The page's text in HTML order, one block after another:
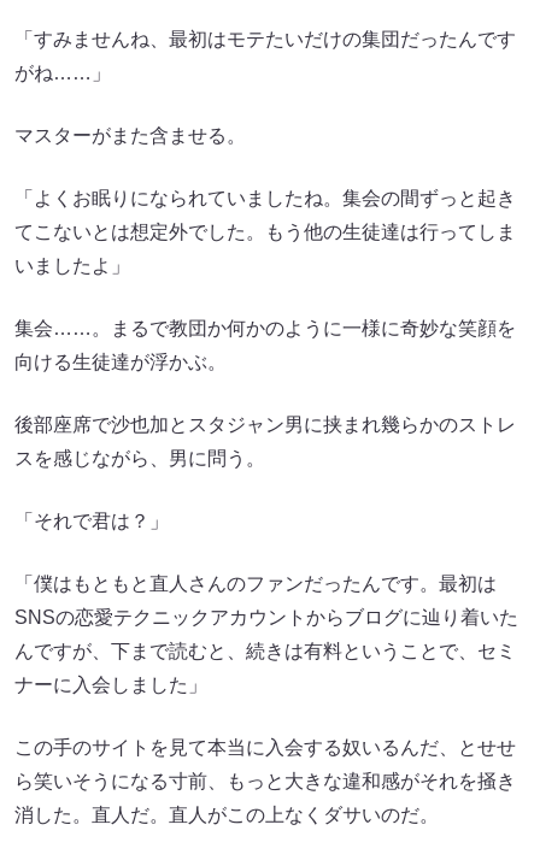
「すみませんね、最初はモテたいだけの集団だったんです
がね……」
マスターがまた含ませる。
「よくお眠りになられていましたね。集会の間ずっと起き
てこないとは想定外でした。もう他の生徒達は行ってしま
いましたよ」
集会……。まるで教団か何かのように一様に奇妙な笑顔を
向ける生徒達が浮かぶ。
後部座席で沙也加とスタジャン男に挟まれ幾らかのストレ
スを感じながら、男に問う。
「それで君は？」
「僕はもともと直人さんのファンだったんです。最初は
SNSの恋愛テクニックアカウントからブログに辿り着いた
んですが、下まで読むと、続きは有料ということで、セミ
ナーに入会しました」
この手のサイトを見て本当に入会する奴いるんだ、とせせ
ら笑いそうになる寸前、もっと大きな違和感がそれを掻き
消した。直人だ。直人がこの上なくダサいのだ。